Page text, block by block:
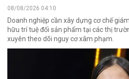
08/08/2026 04:10
Doanh nghiệp cần xây dựng cơ chế
hữu trí tuệ đối sản phẩm tại các thị
xuyên theo dõi nguy cơ xâm phạm.